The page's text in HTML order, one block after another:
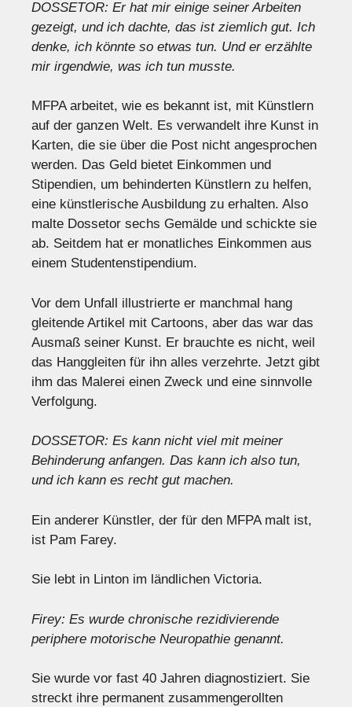
DOSSETOR: Er hat mir einige seiner Arbeiten
gezeigt, und ich dachte, das ist ziemlich gut. Ich
denke, ich könnte so etwas tun. Und er erzählte
mir irgendwie, was ich tun musste.
MFPA arbeitet, wie es bekannt ist, mit Künstlern
auf der ganzen Welt. Es verwandelt ihre Kunst in
Karten, die sie über die Post nicht angesprochen
werden. Das Geld bietet Einkommen und
Stipendien, um behinderten Künstlern zu helfen,
eine künstlerische Ausbildung zu erhalten. Also
malte Dossetor sechs Gemälde und schickte sie
ab. Seitdem hat er monatliches Einkommen aus
einem Studentenstipendium.
Vor dem Unfall illustrierte er manchmal hang
gleitende Artikel mit Cartoons, aber das war das
Ausmaß seiner Kunst. Er brauchte es nicht, weil
das Hanggleiten für ihn alles verzehrte. Jetzt gibt
ihm das Malerei einen Zweck und eine sinnvolle
Verfolgung.
DOSSETOR: Es kann nicht viel mit meiner
Behinderung anfangen. Das kann ich also tun,
und ich kann es recht gut machen.
Ein anderer Künstler, der für den MFPA malt ist,
ist Pam Farey.
Sie lebt in Linton im ländlichen Victoria.
Firey: Es wurde chronische rezidivierende
periphere motorische Neuropathie genannt.
Sie wurde vor fast 40 Jahren diagnostiziert. Sie
streckt ihre permanent zusammengerollten